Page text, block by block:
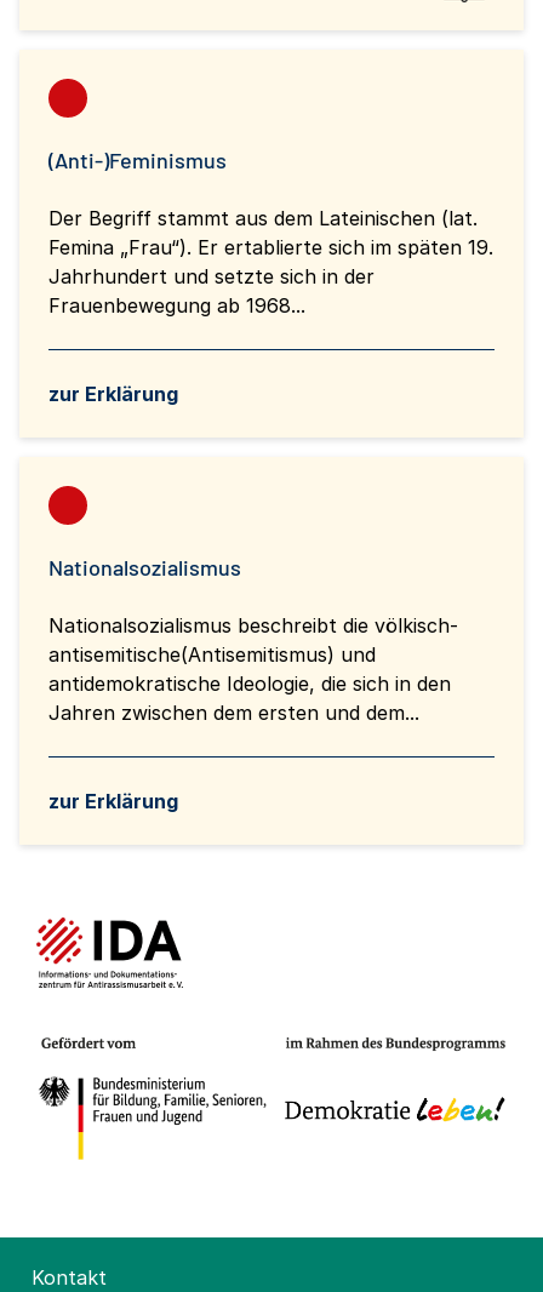
(Anti-)Feminismus
Der Begriff stammt aus dem Lateinischen (lat.
Femina „Frau“). Er ertablierte sich im späten 19.
Jahrhundert und setzte sich in der
Frauenbewegung ab 1968...
zur Erklärung
Nationalsozialismus
Nationalsozialismus beschreibt die völkisch-
antisemitische(Antisemitismus) und
antidemokratische Ideologie, die sich in den
Jahren zwischen dem ersten und dem...
zur Erklärung
Kontakt